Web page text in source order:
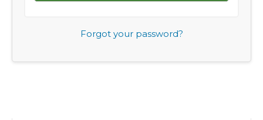
Forgot your password?